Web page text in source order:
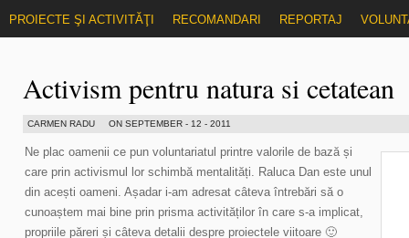
PROIECTE ŞI ACTIVITĂŢI RECOMANDARI REPORTAJ
Activism pentru natura si cetatean
CARMEN RADU ON SEPTEMBER - 12 - 2011
Ne plac oamenii ce pun voluntariatul printre valorile de bază și
care prin activismul lor schimbă mentalități. Raluca Dan este unul
din acești oameni. Așadar i-am adresat câteva întrebări să o
cunoaștem mai bine prin prisma activităților în care s-a implicat,
propriile păreri și câteva detalii despre proiectele viitoare 🙂